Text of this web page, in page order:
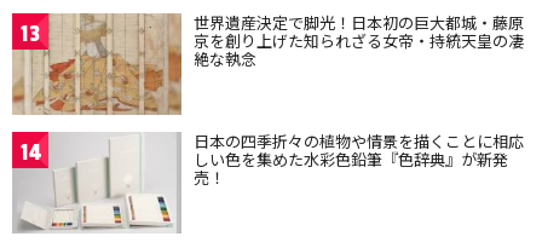
13 世界遺産決定で脚光！日本初の巨大都城・藤原
京を創り上げた知られざる女帝・持統天皇の凄
絶な執念
14 日本の四季折々の植物や情景を描くことに相応
しい色を集めた水彩色鉛筆『色辞典』が新発
売！